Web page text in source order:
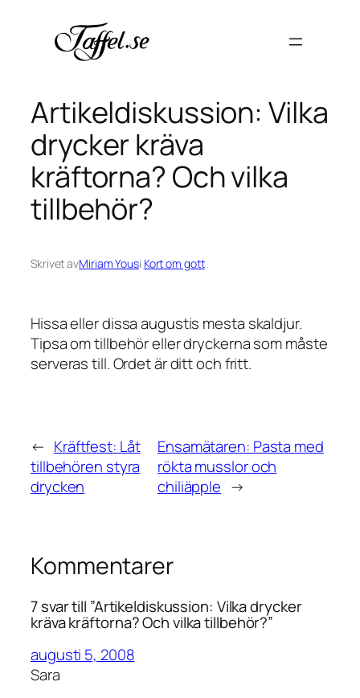
innehåll
Artikeldiskussion: Vilka
drycker kräva
kräftorna? Och vilka
tillbehör?
Skrivet avMiriam Yousi Kort om gott
Hissa eller dissa augustis mesta skaldjur.
Tipsa om tillbehör eller dryckerna som måste
serveras till. Ordet är ditt och fritt.
← Kräftfest: Låt
tillbehören styra
drycken
Ensamätaren: Pasta med
rökta musslor och
chiliäpple →
Kommentarer
7 svar till ”Artikeldiskussion: Vilka drycker
kräva kräftorna? Och vilka tillbehör?”
augusti 5, 2008
Sara